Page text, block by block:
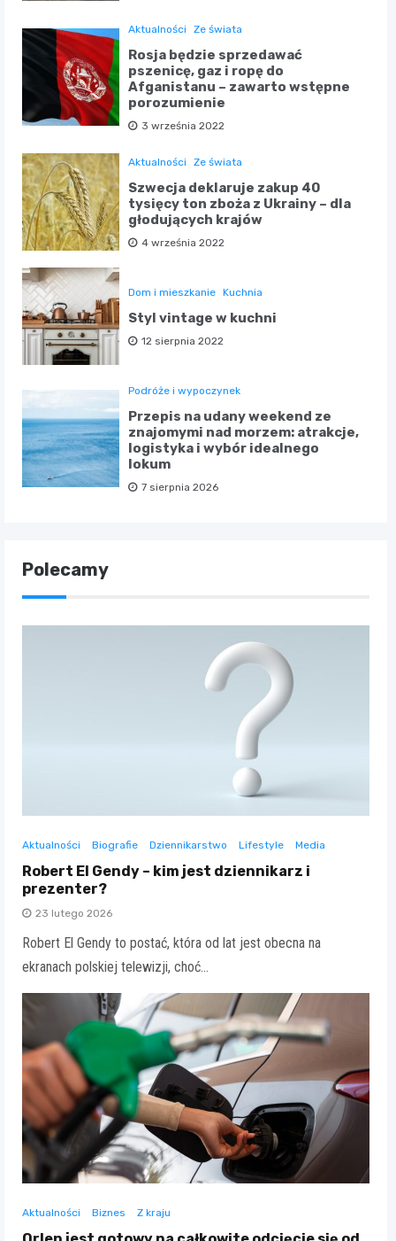
Aktualności Ze świata
Rosja będzie sprzedawać
pszenicę, gaz i ropę do
Afganistanu – zawarto wstępne
porozumienie
3 września 2022
Aktualności Ze świata
Szwecja deklaruje zakup 40
tysięcy ton zboża z Ukrainy – dla
głodujących krajów
4 września 2022
Dom i mieszkanie Kuchnia
Styl vintage w kuchni
12 sierpnia 2022
Podróże i wypoczynek
Przepis na udany weekend ze
znajomymi nad morzem: atrakcje,
logistyka i wybór idealnego
lokum
7 sierpnia 2026
Polecamy
Aktualności Biografie Dziennikarstwo Lifestyle Media
Robert El Gendy – kim jest dziennikarz i
prezenter?
23 lutego 2026
Robert El Gendy to postać, która od lat jest obecna na
ekranach polskiej telewizji, choć…
Aktualności Biznes Z kraju